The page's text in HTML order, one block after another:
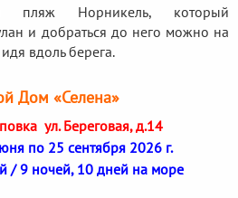
пляж Норникель, который
и добраться до него можно на
вдоль берега.
Дом «Селена»
ул. Береговая, д.14
по 25 сентября 2026 г.
/ 9 ночей, 10 дней на море